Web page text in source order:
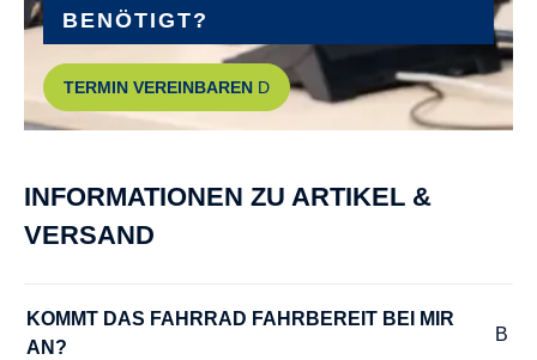
GÄNGE :
stufenlos
dark red matt
BENÖTIGT?
TERMIN VEREINBAREN
INFORMATIONEN ZU ARTIKEL &
VERSAND
KOMMT DAS FAHRRAD FAHRBEREIT BEI MIR
AN?